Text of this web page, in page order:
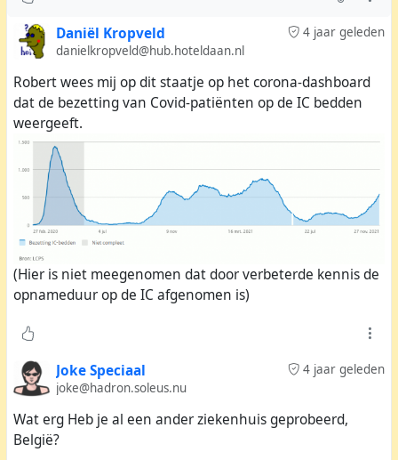
Tijdens een etentje in de Buurtkamer Bellamy zag ik mij
omringd door anti-vaccers, en onvermijdelijk ging de
niet laten vaccineren omdat ze de medische wetenschap
niet vertrouwen, wel voorrang eisen voor behandeling op
de IC als ze toch ziek worden. En dan ik, die door het
noodlot een hartdefect opgelopen heb, daarom niet aan
de beurt kom. Er ontstond een heftige discussie waarbij
de cijfers omgedraaid, en oneigenlijke argumenten
genoemd werden. Er was geen enkel begrip voor mijn
situatie, al die wappies wilden alleen maar hun eigen
gelijk beargumenteren.
Vlak daarop werd de persconferentie over de Corona-
hier hoor je de Jonge precies mijn cijfers en argumenten
bewoorden.
4 jaar geleden
Daniël Kropveld
danielkropveld@hub.hoteldaan.nl
Robert wees mij op dit staatje op het corona-dashboard
dat de bezetting van Covid-patiënten op de IC bedden
weergeeft.
(Hier is niet meegenomen dat door verbeterde kennis de
opnameduur op de IC afgenomen is)
4 jaar geleden
Joke Speciaal
joke@hadron.soleus.nu
Wat erg Heb je al een ander ziekenhuis geprobeerd,
België?